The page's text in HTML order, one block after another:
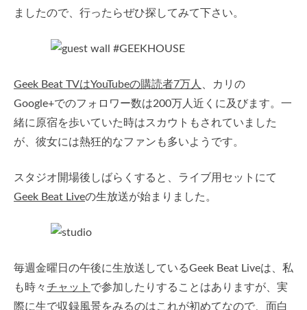
ましたので、行ったらぜひ探してみて下さい。
Geek Beat TVはYouTubeの購読者7万人
、カリの
Google+でのフォロワー数は200万人近くに及びます。一
緒に原宿を歩いていた時はスカウトもされていました
が、彼女には熱狂的なファンも多いようです。
スタジオ開場後しばらくすると、ライブ用セットにて
Geek Beat Liveの生放送が始まりました。
毎週金曜日の午後に生放送しているGeek Beat Liveは、私
も時々チャット で参加したりすることはありますが、実
際に生で収録風景をみるのはこれが初めてなので、面白